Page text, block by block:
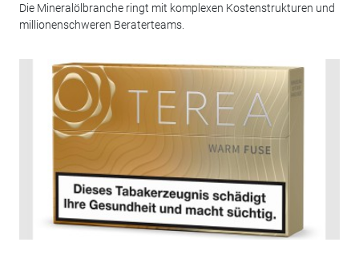
Die Mineralölbranche ringt mit komplexen Kostenstrukturen und
millionenschweren Beraterteams.